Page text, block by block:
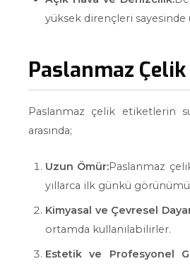
yüksek dirençleri
Paslanmaz
Paslanmaz çelik etiketlerin
arasında;
Uzun Ömür:Paslanmaz
yıllarca ilk günkü
Kimyasal ve Çevresel
ortamda kullanılabilirler.
Estetik ve Profesyonel